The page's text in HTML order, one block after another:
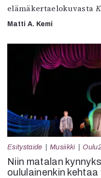
elämäkertaelokuvasta
Matti A. Kemi
Esitystaide Musiikki
Niin matalan
oululainenkin kehtaa